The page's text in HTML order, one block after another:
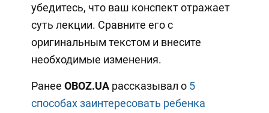
убедитесь, что ваш конспект отражает
суть лекции. Сравните его с
оригинальным текстом и внесите
необходимые изменения.
Ранее OBOZ.UAрассказывал о 5
способах заинтересовать ребенка